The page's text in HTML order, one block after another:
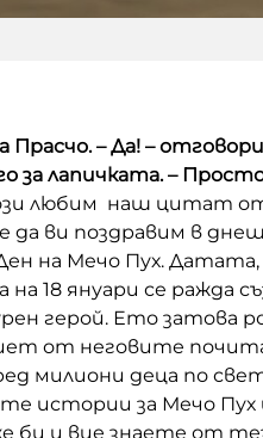
Прасчо. – Да! –
за лапичката. –
любим наш цитат от
да ви поздравим в
на Мечо Пух. Датата,
на 18 януари се ражда
герой. Ето затова
от неговите
милиони деца по
истории за Мечо
би и вие знаете от